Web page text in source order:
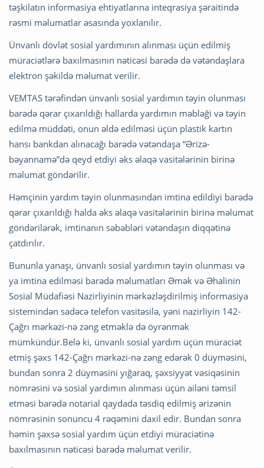
təşkilatın informasiya ehtiyatlarına inteqrasiya şəraitində
rəsmi məlumatlar əsasında yoxlanılır.
Ünvanlı dövlət sosial yardımının alınması üçün edilmiş
müraciətlərə baxılmasının nəticəsi barədə də vətəndaşlara
elektron şəkildə məlumat verilir.
VEMTAS tərəfindən ünvanlı sosial yardımın təyin olunması
barədə qərar çıxarıldığı hallarda yardımın məbləği və təyin
edilmə müddəti, onun əldə edilməsi üçün plastik kartın
hansı bankdan alınacağı barədə vətəndaşa “Ərizə-
bəyannamə”də qeyd etdiyi əks əlaqə vasitələrinin birinə
məlumat göndərilir.
Həmçinin yardım təyin olunmasından imtina edildiyi barədə
qərar çıxarıldığı halda əks əlaqə vasitələrinin birinə məlumat
göndərilərək, imtinanın səbəbləri vətəndaşın diqqətinə
çatdırılır.
Bununla yanaşı, ünvanlı sosial yardımın təyin olunması və
ya imtina edilməsi barədə məlumatları Əmək və Əhalinin
Sosial Müdafiəsi Nazirliyinin mərkəzləşdirilmiş informasiya
sistemindən sadəcə telefon vasitəsilə, yəni nazirliyin 142-
Çağrı mərkəzi-nə zəng etməklə də öyrənmək
mümkündür.Belə ki, ünvanlı sosial yardım üçün müraciət
etmiş şəxs 142-Çağrı mərkəzi-nə zəng edərək 0 düyməsini,
bundan sonra 2 düyməsini yığaraq, şəxsiyyət vəsiqəsinin
nömrəsini və sosial yardımın alınması üçün ailəni təmsil
etməsi barədə notarial qaydada təsdiq edilmiş ərizənin
nömrəsinin sonuncu 4 rəqəmini daxil edir. Bundan sonra
həmin şəxsə sosial yardım üçün etdiyi müraciətinə
baxılmasının nəticəsi barədə məlumat verilir.